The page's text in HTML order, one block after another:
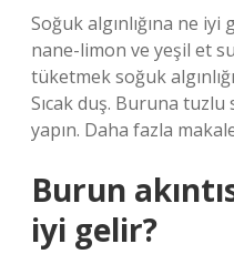
Soğuk algınlığına ne iyi
nane-limon ve yeşil et
tüketmek soğuk
Sıcak duş. Buruna
yapın. Daha fazla
Burun
iyi gelir?